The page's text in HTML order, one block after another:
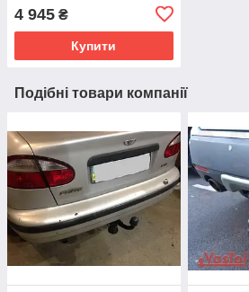
4 945 ₴
Купити
Подібні товари компанії